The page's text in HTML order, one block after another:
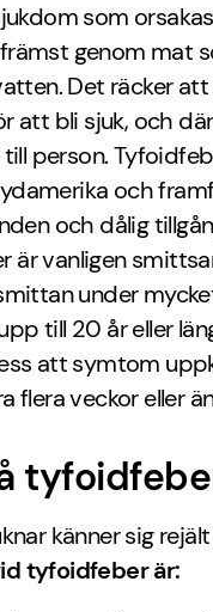
som
genom mat
Det räcker
att bli sjuk, och
person.
och
och dålig
är vanligen
under
till 20 år eller
att symtom
flera veckor eller
känner sig
tyfoidfeber är: